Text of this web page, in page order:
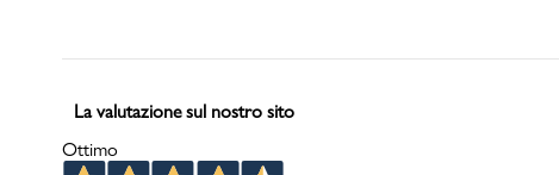
La valutazione sul nostro sito
Ottimo